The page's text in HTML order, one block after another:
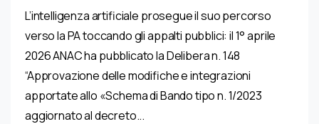
L’intelligenza artificiale prosegue il suo percorso
verso la PA toccando gli appalti pubblici: il 1° aprile
2026 ANAC ha pubblicato la Delibera n. 148
“Approvazione delle modifiche e integrazioni
apportate allo «Schema di Bando tipo n. 1/2023
aggiornato al decreto...